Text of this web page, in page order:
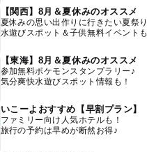
【関西】8月＆夏休みのオススメ
夏休みの思い出作りに行きたい夏祭り
水遊びスポット＆子供無料イベントも
【東海】8月＆夏休みのオススメ
参加無料ポケモンスタンプラリー♪
気分爽快水遊びスポット情報も！
いこーよおすすめ【早割プラン】
ファミリー向け人気ホテルも！
旅行の予約は早めが断然お得♪